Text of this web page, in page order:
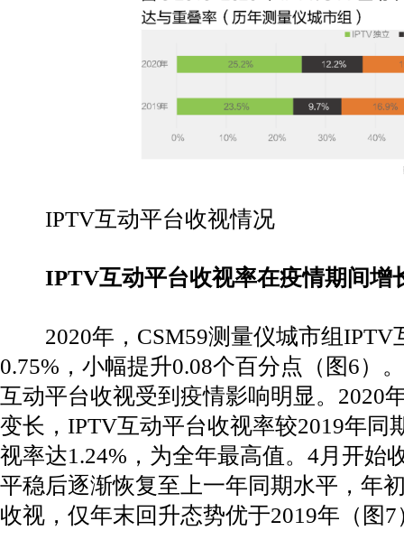
IPTV互动平台收视情况
IPTV互动平台收视率在疫情期间增
2020年，CSM59测量仪城市组IPTV
0.75%，小幅提升0.08个百分点（图6）
互动平台收视受到疫情影响明显。2020
变长，IPTV互动平台收视率较2019年同
视率达1.24%，为全年最高值。4月开始
平稳后逐渐恢复至上一年同期水平，年
收视，仅年末回升态势优于2019年（图7